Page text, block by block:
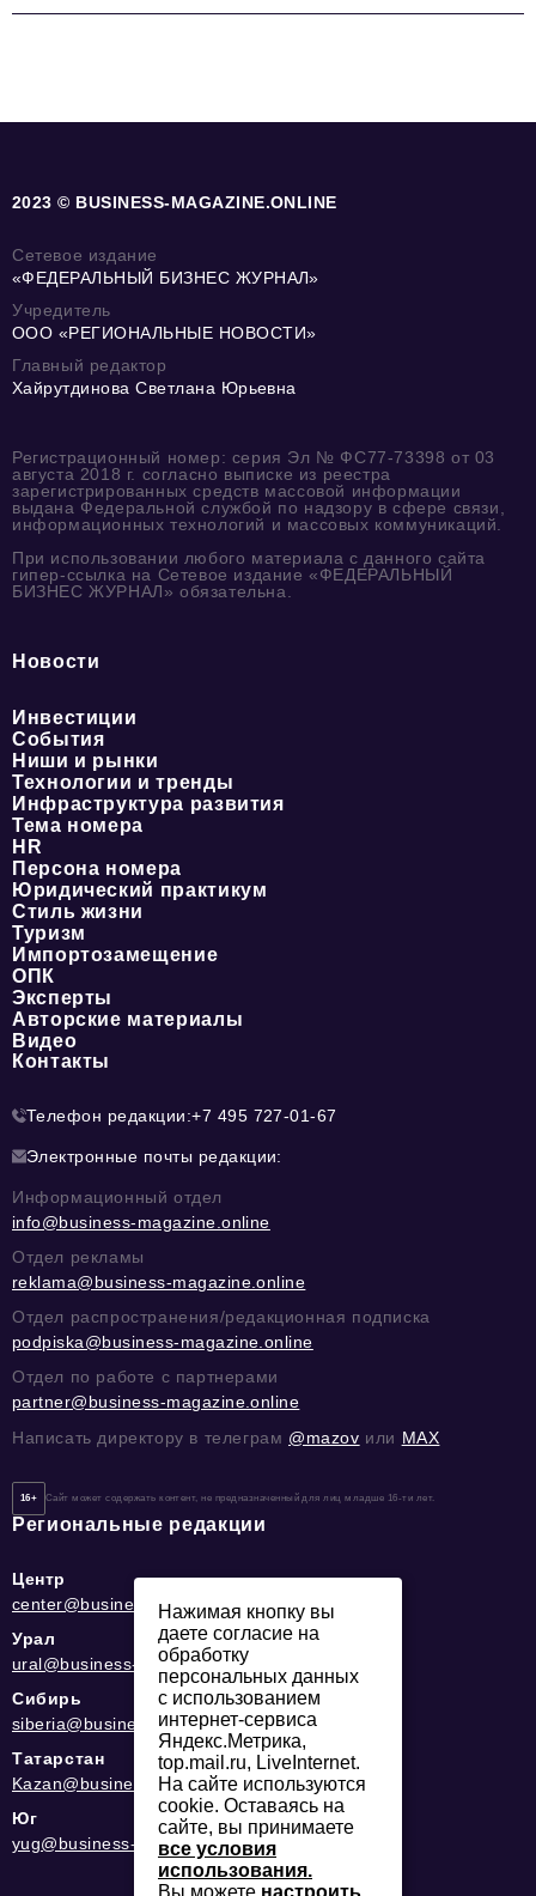
2023 © BUSINESS-MAGAZINE.ONLINE
Сетевое издание
«ФЕДЕРАЛЬНЫЙ БИЗНЕС ЖУРНАЛ»
Учредитель
ООО «РЕГИОНАЛЬНЫЕ НОВОСТИ»
Главный редактор
Хайрутдинова Светлана Юрьевна
Регистрационный номер: серия Эл № ФС77-73398 от 03
августа 2018 г. согласно выписке из реестра
зарегистрированных средств массовой информации
выдана Федеральной службой по надзору в сфере связи,
информационных технологий и массовых коммуникаций.
При использовании любого материала с данного сайта
гипер-ссылка на Сетевое издание «ФЕДЕРАЛЬНЫЙ
БИЗНЕС ЖУРНАЛ» обязательна.
Новости
Инвестиции
События
Ниши и рынки
Технологии и тренды
Инфраструктура развития
Тема номера
HR
Персона номера
Юридический практикум
Стиль жизни
Туризм
Импортозамещение
ОПК
Эксперты
Авторские материалы
Видео
Контакты
Телефон редакции:+7 495 727-01-67
Электронные почты редакции:
Информационный отдел
info@business-magazine.online
Отдел рекламы
reklama@business-magazine.online
Отдел распространения/редакционная подписка
podpiska@business-magazine.online
Отдел по работе с партнерами
partner@business-magazine.online
Написать директору в телеграм @mazov или MAX
16+ Сайт может содержать контент, не предназначенный для лиц младше 16-ти лет.
Региональные редакции
Центр
center@business-magazine.online
Урал
ural@business-magazine.online
Сибирь
siberia@business-magazine.online
Татарстан
Kazan@business-magazine.online
Юг
yug@business-magazine.online
Нажимая кнопку вы
даете согласие на
обработку
персональных данных
с использованием
интернет-сервиса
Яндекс.Метрика,
top.mail.ru, LiveInternet.
На сайте используются
cookie. Оставаясь на
сайте, вы принимаете
все условия
использования.
Вы можете настроить